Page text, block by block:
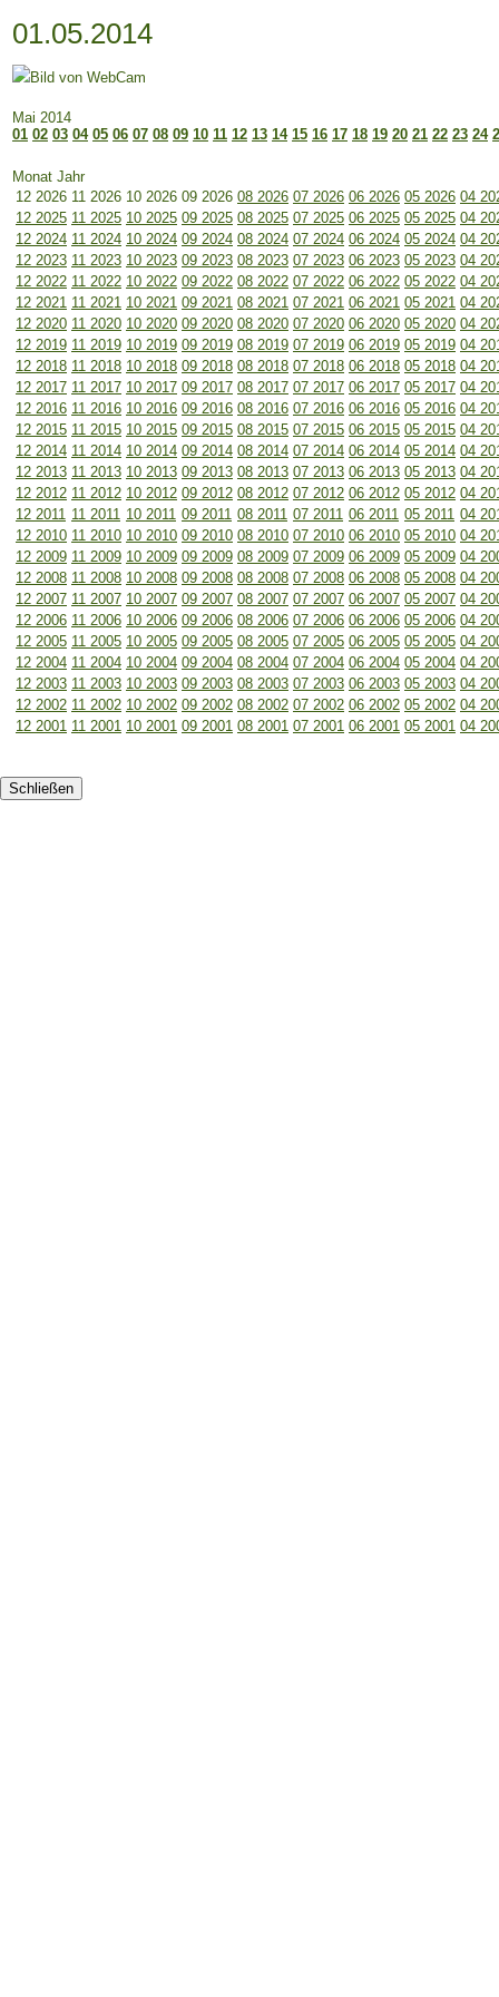
01.05.2014
Mai 2014
01 02 03 04 05 06 07 08 09 10 11 12 13 14 15 16 17 18 19 20 21 22 23 24
Monat Jahr
12 2026 11 2026 10 2026 09 2026 08 2026 07 2026 06 2026 05 2026 04
12 2025 11 2025 10 2025 09 2025 08 2025 07 2025 06 2025 05 2025 04
12 2024 11 2024 10 2024 09 2024 08 2024 07 2024 06 2024 05 2024 04
12 2023 11 2023 10 2023 09 2023 08 2023 07 2023 06 2023 05 2023 04
12 2022 11 2022 10 2022 09 2022 08 2022 07 2022 06 2022 05 2022 04
12 2021 11 2021 10 2021 09 2021 08 2021 07 2021 06 2021 05 2021 04
12 2020 11 2020 10 2020 09 2020 08 2020 07 2020 06 2020 05 2020 04
12 2019 11 2019 10 2019 09 2019 08 2019 07 2019 06 2019 05 2019 04
12 2018 11 2018 10 2018 09 2018 08 2018 07 2018 06 2018 05 2018 04
12 2017 11 2017 10 2017 09 2017 08 2017 07 2017 06 2017 05 2017 04
12 2016 11 2016 10 2016 09 2016 08 2016 07 2016 06 2016 05 2016 04
12 2015 11 2015 10 2015 09 2015 08 2015 07 2015 06 2015 05 2015 04
12 2014 11 2014 10 2014 09 2014 08 2014 07 2014 06 2014 05 2014 04
12 2013 11 2013 10 2013 09 2013 08 2013 07 2013 06 2013 05 2013 04
12 2012 11 2012 10 2012 09 2012 08 2012 07 2012 06 2012 05 2012 04
12 2011 11 2011 10 2011 09 2011 08 2011 07 2011 06 2011 05 2011 04
12 2010 11 2010 10 2010 09 2010 08 2010 07 2010 06 2010 05 2010 04
12 2009 11 2009 10 2009 09 2009 08 2009 07 2009 06 2009 05 2009 04
12 2008 11 2008 10 2008 09 2008 08 2008 07 2008 06 2008 05 2008 04
12 2007 11 2007 10 2007 09 2007 08 2007 07 2007 06 2007 05 2007 04
12 2006 11 2006 10 2006 09 2006 08 2006 07 2006 06 2006 05 2006 04
12 2005 11 2005 10 2005 09 2005 08 2005 07 2005 06 2005 05 2005 04
12 2004 11 2004 10 2004 09 2004 08 2004 07 2004 06 2004 05 2004 04
12 2003 11 2003 10 2003 09 2003 08 2003 07 2003 06 2003 05 2003 04
12 2002 11 2002 10 2002 09 2002 08 2002 07 2002 06 2002 05 2002 04
12 2001 11 2001 10 2001 09 2001 08 2001 07 2001 06 2001 05 2001 04